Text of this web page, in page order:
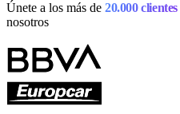
Únete a los más de 20.000 clientes
nosotros